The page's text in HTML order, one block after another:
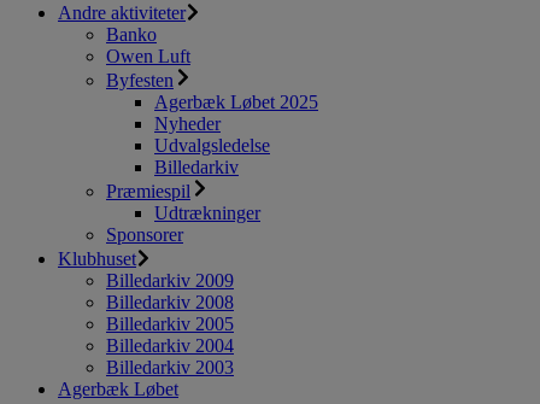
Andre aktiviteter
Banko
Owen Luft
Byfesten
Agerbæk Løbet 2025
Nyheder
Udvalgsledelse
Billedarkiv
Præmiespil
Udtrækninger
Sponsorer
Klubhuset
Billedarkiv 2009
Billedarkiv 2008
Billedarkiv 2005
Billedarkiv 2004
Billedarkiv 2003
Agerbæk Løbet